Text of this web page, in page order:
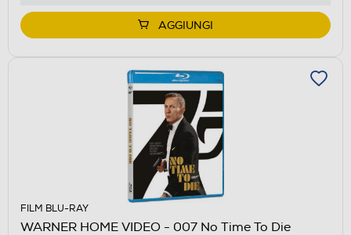
AGGIUNGI
FILM BLU-RAY
WARNER HOME VIDEO - 007 No Time To Die